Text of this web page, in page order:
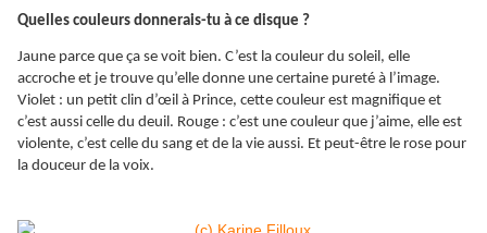
Quelles couleurs donnerais-tu à ce disque ?
Jaune parce que ça se voit bien. C’est la couleur du soleil, elle
accroche et je trouve qu’elle donne une certaine pureté à l’image.
Violet : un petit clin d’œil à Prince, cette couleur est magnifique et
c’est aussi celle du deuil. Rouge : c’est une couleur que j’aime, elle est
violente, c’est celle du sang et de la vie aussi. Et peut-être le rose pour
la douceur de la voix.